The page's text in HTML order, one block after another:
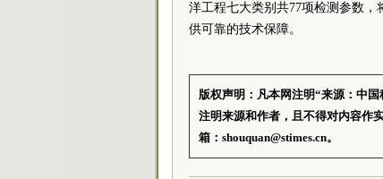
洋工程七大类别共77项检测参数
供可靠的技术保障。
版权声明：凡本网注明“来源：中
注明来源和作者，且不得对内容作
箱：shouquan@stimes.cn。